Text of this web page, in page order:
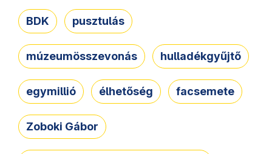
BDK pusztulás
múzeumösszevonás hulladékgyűjtő
egymillió élhetőség facsemete
Zoboki Gábor